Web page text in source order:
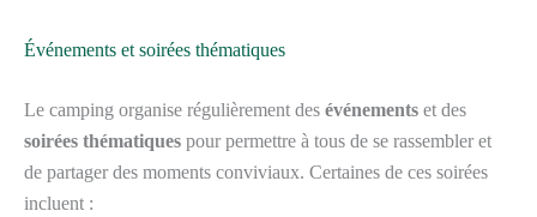
Événements et soirées thématiques
Le camping organise régulièrement des événements et des
soirées thématiques pour permettre à tous de se rassembler et
de partager des moments conviviaux. Certaines de ces soirées
incluent :